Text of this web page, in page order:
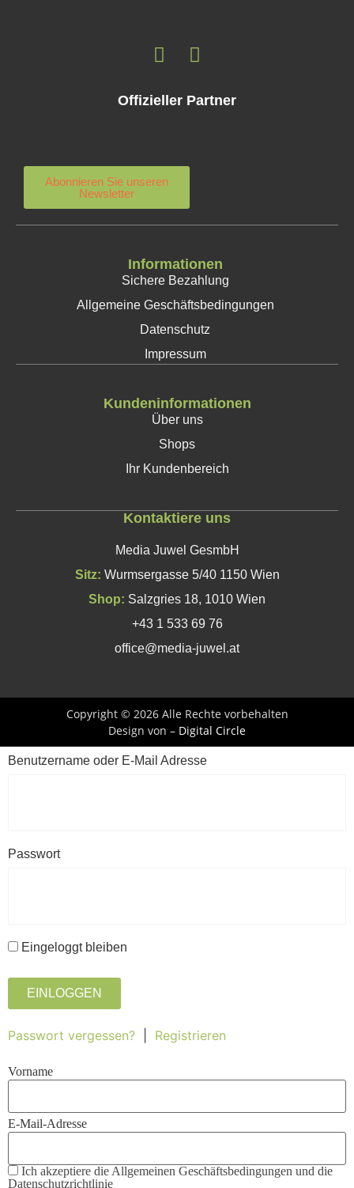
Offizieller Partner
Abonnieren Sie unseren
Newsletter
Informationen
Sichere Bezahlung
Allgemeine Geschäftsbedingungen
Datenschutz
Impressum
Kundeninformationen
Über uns
Shops
Ihr Kundenbereich
Kontaktiere uns
Media Juwel GesmbH
Sitz: Wurmsergasse 5/40 1150 Wien
Shop: Salzgries 18, 1010 Wien
+43 1 533 69 76
office@media-juwel.at
Copyright © 2026 Alle Rechte vorbehalten
Design von – Digital Circle
Benutzername oder E-Mail Adresse
Passwort
Eingeloggt bleiben
EINLOGGEN
Passwort vergessen? Registrieren
Vorname
E-Mail-Adresse
Ich akzeptiere die Allgemeinen Geschäftsbedingungen und die
Datenschutzrichtlinie